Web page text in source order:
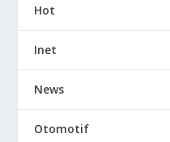
Hot
Inet
News
Otomotif